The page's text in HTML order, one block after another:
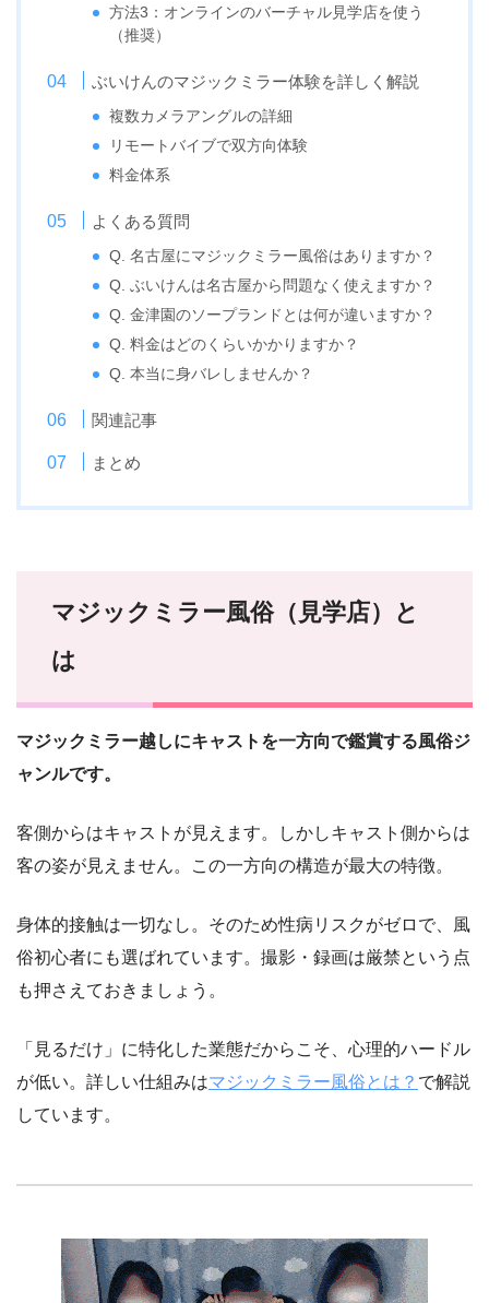
方法3：オンラインのバーチャル見学店を使う
（推奨）
ぶいけんのマジックミラー体験を詳しく解説
複数カメラアングルの詳細
リモートバイブで双方向体験
料金体系
よくある質問
Q. 名古屋にマジックミラー風俗はありますか？
Q. ぶいけんは名古屋から問題なく使えますか？
Q. 金津園のソープランドとは何が違いますか？
Q. 料金はどのくらいかかりますか？
Q. 本当に身バレしませんか？
関連記事
まとめ
マジックミラー風俗（見学店）と
は
マジックミラー越しにキャストを一方向で鑑賞する風俗ジ
ャンルです。
客側からはキャストが見えます。しかしキャスト側からは
客の姿が見えません。この一方向の構造が最大の特徴。
身体的接触は一切なし。そのため性病リスクがゼロで、風
俗初心者にも選ばれています。撮影・録画は厳禁という点
も押さえておきましょう。
「見るだけ」に特化した業態だからこそ、心理的ハードル
が低い。詳しい仕組みはマジックミラー風俗とは？ で解説
しています。